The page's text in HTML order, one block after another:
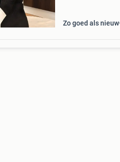
Zo goed als nieuw